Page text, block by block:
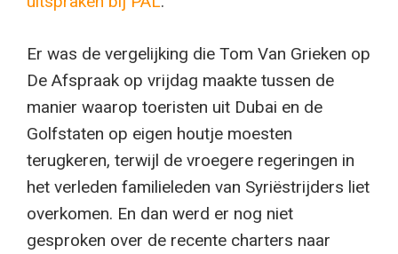
Er was de vergelijking die Tom Van Grieken op
De Afspraak op vrijdag maakte tussen de
manier waarop toeristen uit Dubai en de
Golfstaten op eigen houtje moesten
terugkeren, terwijl de vroegere regeringen in
het verleden familieleden van Syriëstrijders liet
overkomen. En dan werd er nog niet
gesproken over de recente charters naar